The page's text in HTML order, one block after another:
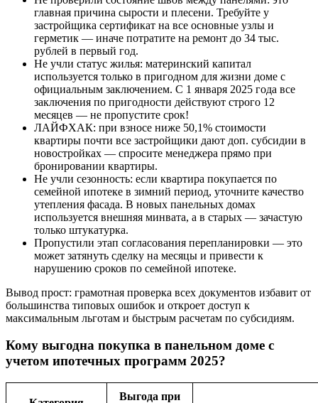
главная причина сырости и плесени. Требуйте у
застройщика сертификат на все основные узлы и
герметик — иначе потратите на ремонт до 34 тыс.
рублей в первый год.
Не учли статус жилья: материнский капитал
используется только в пригодном для жизни доме с
официальным заключением. С 1 января 2025 года все
заключения по пригодности действуют строго 12
месяцев — не пропустите срок!
ЛАЙФХАК: при взносе ниже 50,1% стоимости
квартиры почти все застройщики дают доп. субсидии в
новостройках — спросите менеджера прямо при
бронировании квартиры.
Не учли сезонность: если квартира покупается по
семейной ипотеке в зимний период, уточните качество
утепления фасада. В новых панельных домах
используется внешняя минвата, а в старых — зачастую
только штукатурка.
Пропустили этап согласования перепланировки — это
может затянуть сделку на месяцы и привести к
нарушению сроков по семейной ипотеке.
Вывод прост: грамотная проверка всех документов избавит от
большинства типовых ошибок и откроет доступ к
максимальным льготам и быстрым расчетам по субсидиям.
Кому выгодна покупка в панельном доме с
учетом ипотечных программ 2025?
Выгода при